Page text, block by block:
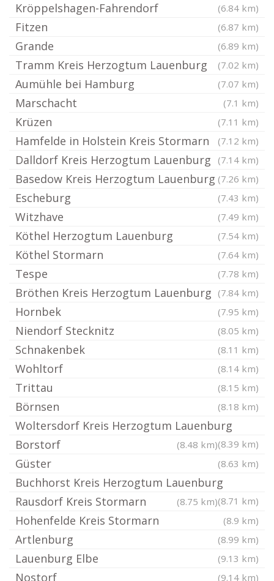
Kröppelshagen-Fahrendorf (6.84 km)
Fitzen (6.87 km)
Grande (6.89 km)
Tramm Kreis Herzogtum Lauenburg (7.02 km)
Aumühle bei Hamburg (7.07 km)
Marschacht (7.1 km)
Krüzen (7.11 km)
Hamfelde in Holstein Kreis Stormarn (7.12 km)
Dalldorf Kreis Herzogtum Lauenburg (7.14 km)
Basedow Kreis Herzogtum Lauenburg (7.26 km)
Escheburg (7.43 km)
Witzhave (7.49 km)
Köthel Herzogtum Lauenburg (7.54 km)
Köthel Stormarn (7.64 km)
Tespe (7.78 km)
Bröthen Kreis Herzogtum Lauenburg (7.84 km)
Hornbek (7.95 km)
Niendorf Stecknitz (8.05 km)
Schnakenbek (8.11 km)
Wohltorf (8.14 km)
Trittau (8.15 km)
Börnsen (8.18 km)
Woltersdorf Kreis Herzogtum Lauenburg
(8.39 km)
Borstorf (8.48 km)
Güster (8.63 km)
Buchhorst Kreis Herzogtum Lauenburg
(8.71 km)
Rausdorf Kreis Stormarn (8.75 km)
Hohenfelde Kreis Stormarn (8.9 km)
Artlenburg (8.99 km)
Lauenburg Elbe (9.13 km)
Nostorf (9.14 km)